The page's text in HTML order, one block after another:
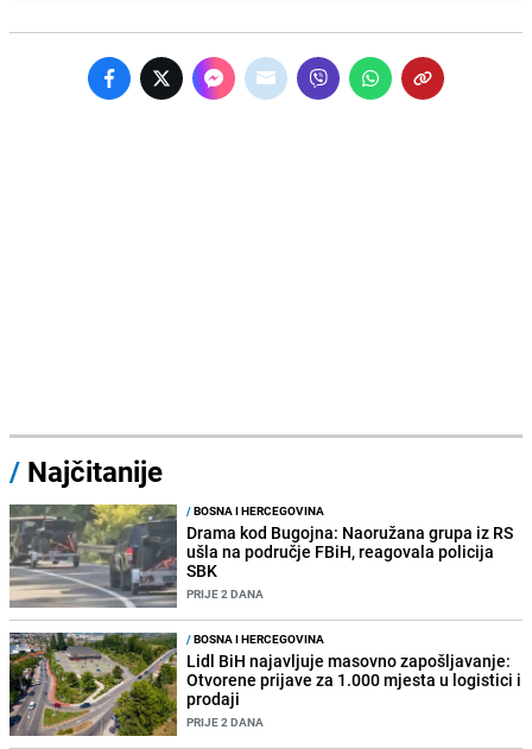
/ Najčitanije
/BOSNA I HERCEGOVINA
Drama kod Bugojna: Naoružana grupa iz RS
ušla na područje FBiH, reagovala policija
SBK
PRIJE 2 DANA
/BOSNA I HERCEGOVINA
Lidl BiH najavljuje masovno zapošljavanje:
Otvorene prijave za 1.000 mjesta u logistici i
prodaji
PRIJE 2 DANA